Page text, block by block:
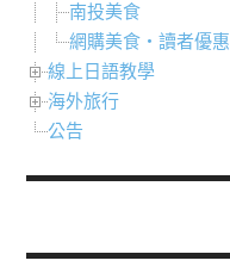
南投美食
網購美食・讀者優惠
線上日語教學
海外旅行
公告